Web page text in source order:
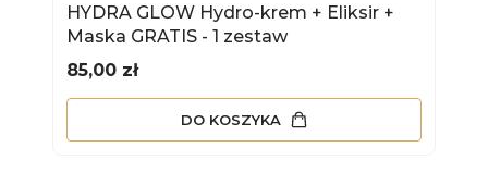
HYDRA GLOW Hydro-krem + Eliksir +
Maska GRATIS - 1 zestaw
Cena
85,00 zł
DO KOSZYKA